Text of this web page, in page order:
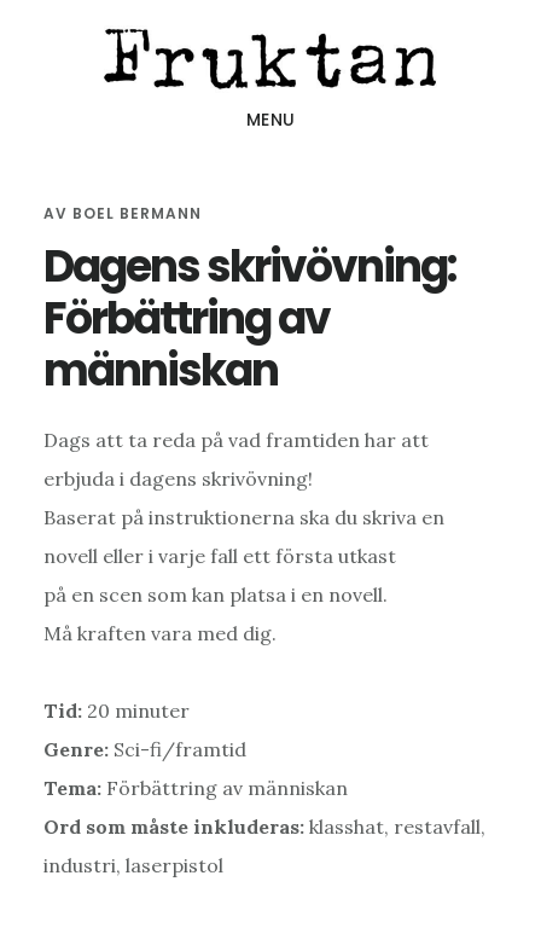
MENU
AV BOEL BERMANN
Dagens skrivövning:
Förbättring av
människan
Dags att ta reda på vad framtiden har att
erbjuda i dagens skrivövning!
Baserat på instruktionerna ska du skriva en
novell eller i varje fall ett första utkast
på en scen som kan platsa i en novell.
Må kraften vara med dig.
Tid:20 minuter
Genre:Sci-fi/framtid
Tema:Förbättring av människan
Ord som måste inkluderas:klasshat, restavfall,
industri, laserpistol